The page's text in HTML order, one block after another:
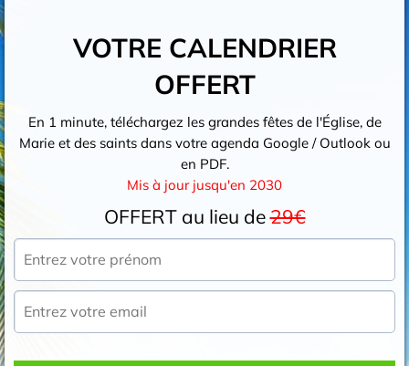
VOTRE CALENDRIER
OFFERT
En 1 minute, téléchargez les grandes fêtes de l'Église, de
Marie et des saints dans votre agenda Google / Outlook ou
en PDF.
Mis à jour jusqu'en 2030
OFFERT au lieu de29€